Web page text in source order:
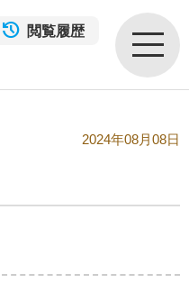
閲覧履歴
2024年08月08日